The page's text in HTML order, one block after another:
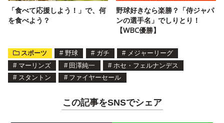
「食べて応援しよう！」で、何
を食べよう？
野球好きなら楽勝？「侍ジャパ
ンの選手名」でしりとり！
【WBC優勝】
スポーツ # 野球 # ガチ # メジャーリーグ
# マーリンズ # 田澤純一 # ホセ・フェルナンデス
# スタントン # ファイヤーセール
この記事をSNSでシェア